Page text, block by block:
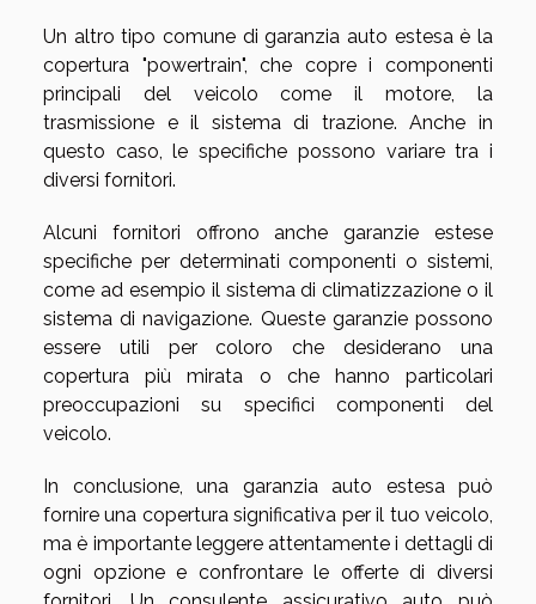
Un altro tipo comune di garanzia auto estesa è la
copertura "powertrain", che copre i componenti
principali del veicolo come il motore, la
trasmissione e il sistema di trazione. Anche in
questo caso, le specifiche possono variare tra i
diversi fornitori.
Alcuni fornitori offrono anche garanzie estese
specifiche per determinati componenti o sistemi,
come ad esempio il sistema di climatizzazione o il
sistema di navigazione. Queste garanzie possono
essere utili per coloro che desiderano una
copertura più mirata o che hanno particolari
preoccupazioni su specifici componenti del
veicolo.
In conclusione, una garanzia auto estesa può
fornire una copertura significativa per il tuo veicolo,
ma è importante leggere attentamente i dettagli di
ogni opzione e confrontare le offerte di diversi